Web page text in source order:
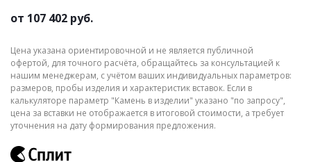
от 107 402 руб.
Цена указана ориентировочной и не является публичной
офертой, для точного расчёта, обращайтесь за консультацией к
нашим менеджерам, с учётом ваших индивидуальных параметров:
размеров, пробы изделия и характеристик вставок. Если в
калькуляторе параметр "Камень в изделии" указано "по запросу",
цена за вставки не отображается в итоговой стоимости, а требует
уточнения на дату формирования предложения.